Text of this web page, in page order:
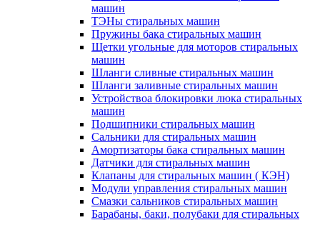
машин
ТЭНы стиральных машин
Пружины бака стиральных машин
Щетки угольные для моторов стиральных
машин
Шланги сливные стиральных машин
Шланги заливные стиральных машин
Устройствоа блокировки люка стиральных
машин
Подшипники стиральных машин
Сальники для стиральных машин
Амортизаторы бака стиральных машин
Датчики для стиральных машин
Клапаны для стиральных машин ( КЭН)
Модули управления стиральных машин
Смазки сальников стиральных машин
Барабаны, баки, полубаки для стиральных